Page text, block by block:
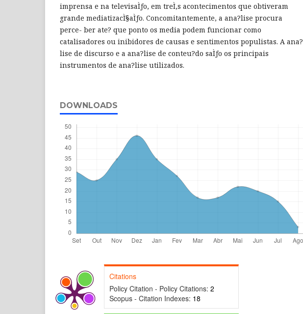
imprensa e na televisaÌƒo, em treÌ‚s acontecimentos que obtiveram
grande mediatizacÌ§aÌƒo. Concomitantemente, a ana?lise procura
perce- ber ate? que ponto os media podem funcionar como
catalisadores ou inibidores de causas e sentimentos populistas. A ana?
lise de discurso e a ana?lise de conteu?do saÌƒo os principais
instrumentos de ana?lise utilizados.
DOWNLOADS
Citations
Policy Citation - Policy Citations: 2
Scopus - Citation Indexes: 18